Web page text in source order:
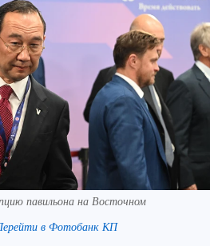
павильона на Восточном
в Фотобанк КП